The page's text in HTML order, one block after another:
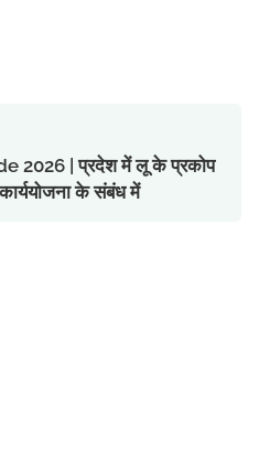
2026 | प्रदेश में लू के प्रकोप
के संबंध में